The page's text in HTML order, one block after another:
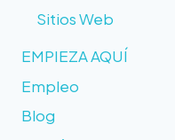
Sitios Web
EMPIEZA AQUÍ
Empleo
Blog